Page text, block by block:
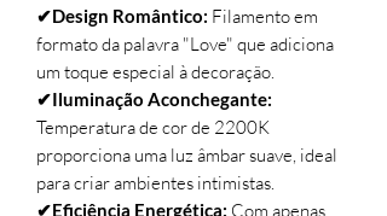
✔Design Romântico: Filamento em
formato da palavra "Love" que adiciona
um toque especial à decoração.
✔Iluminação Aconchegante:
Temperatura de cor de 2200K
proporciona uma luz âmbar suave, ideal
para criar ambientes intimistas.
✔Eficiência Energética: Com apenas